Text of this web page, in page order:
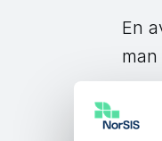
En
–
vår.